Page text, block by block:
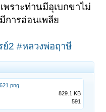
ราะท่านมีอุเบกขาไม่
การอ่อนเพลีย
ย์2 #หลวงพ่อฤาษี
829.1 KB
591